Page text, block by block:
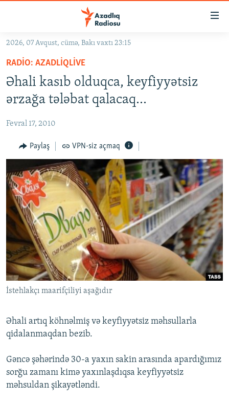
Əsas
qayıt
Əsas
naviqasiyaya
qayıt
Axtarışa
GÜNDƏM
#İZAHLA
KORRUPSIOMETR
#ƏSLINDƏ
FƏRQƏ BAX
QANUNI DOĞRU
ARAŞDIRMA
MULTIMEDIA
VIDEO
FOTOQALEREYA
İNFOQRAFIKA
KARIKATURA
RADIO ARXIV
OXU ZALI
AZƏRBAYCAN ƏDƏBIYYATI KITABXANASI
İSLAM VƏ DEMOKRATIYA
İZ - MƏDƏNIYYƏT PROQRAMI
HAQQIMIZDA
MISSIYAMIZ
PEŞƏ ETIKASI VƏ JURNALISTIKA STANDARTLARIMIZ
MATERIALLARIMIZDAN ISTIFADƏ
AZADLIQRADIOSU MOBIL TELEFONUNUZDA
XƏBƏR BÜLLETENLƏRIMIZ
BIZI IZLƏ
RFE/RL-in bütün saytları
2026, 07 Avqust, cümə, Bakı vaxtı 23:15
RADIO: AZADLIQLIVE
Əhali kasıb olduqca, keyfiyyətsiz
ərzağa tələbat qalacaq…
Fevral 17, 2010
Paylaş VPN-siz açmaq
İstehlakçı maarifçiliyi aşağıdır
Əhali artıq köhnəlmiş və keyfiyyətsiz məhsullarla
qidalanmaqdan bezib.
Gəncə şəhərində 30-a yaxın sakin arasında apardığımız
sorğu zamanı kimə yaxınlaşdıqsa keyfiyyətsiz
məhsuldan şikayətləndi.